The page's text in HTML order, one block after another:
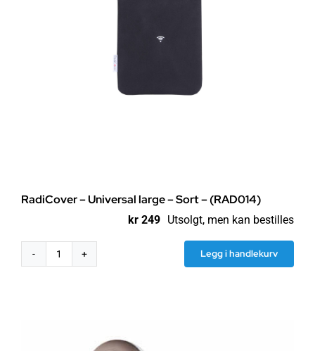
RadiCover – Universal large – Sort – (RAD014)
kr 249 Utsolgt, men kan bestilles
RadiCover
Legg i handlekurv